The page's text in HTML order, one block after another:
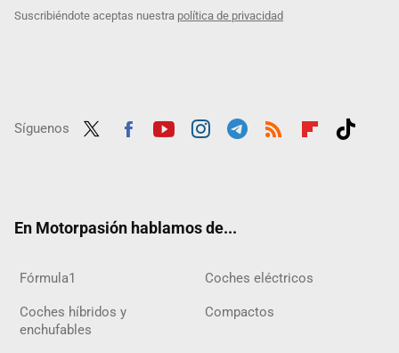
Suscribiéndote aceptas nuestra política de privacidad
Síguenos
En Motorpasión hablamos de...
Fórmula1 Coches eléctricos
Coches híbridos y
enchufables
Compactos